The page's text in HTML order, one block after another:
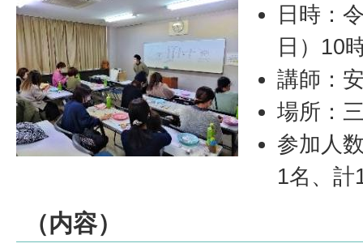
日時：
日）10
講師：
場所：
参加人
1名、計
（内容）